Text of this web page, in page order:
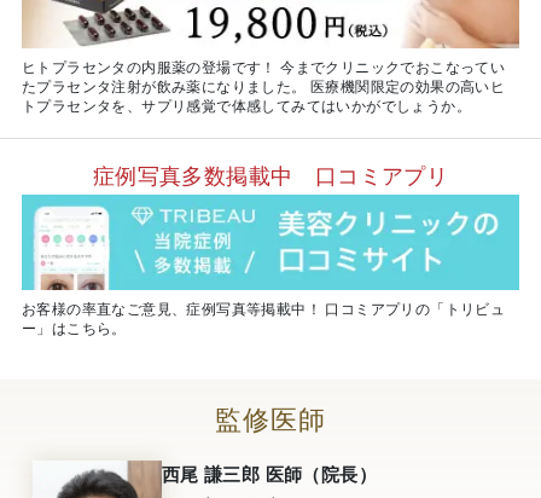
ヒトプラセンタの内服薬の登場です！ 今までクリニックでおこなってい
たプラセンタ注射が飲み薬になりました。 医療機関限定の効果の高いヒ
トプラセンタを、サプリ感覚で体感してみてはいかがでしょうか。
症例写真多数掲載中 口コミアプリ
お客様の率直なご意見、症例写真等掲載中！ 口コミアプリの「トリビュ
ー」はこちら。
監修医師
西尾 謙三郎 医師（院長）